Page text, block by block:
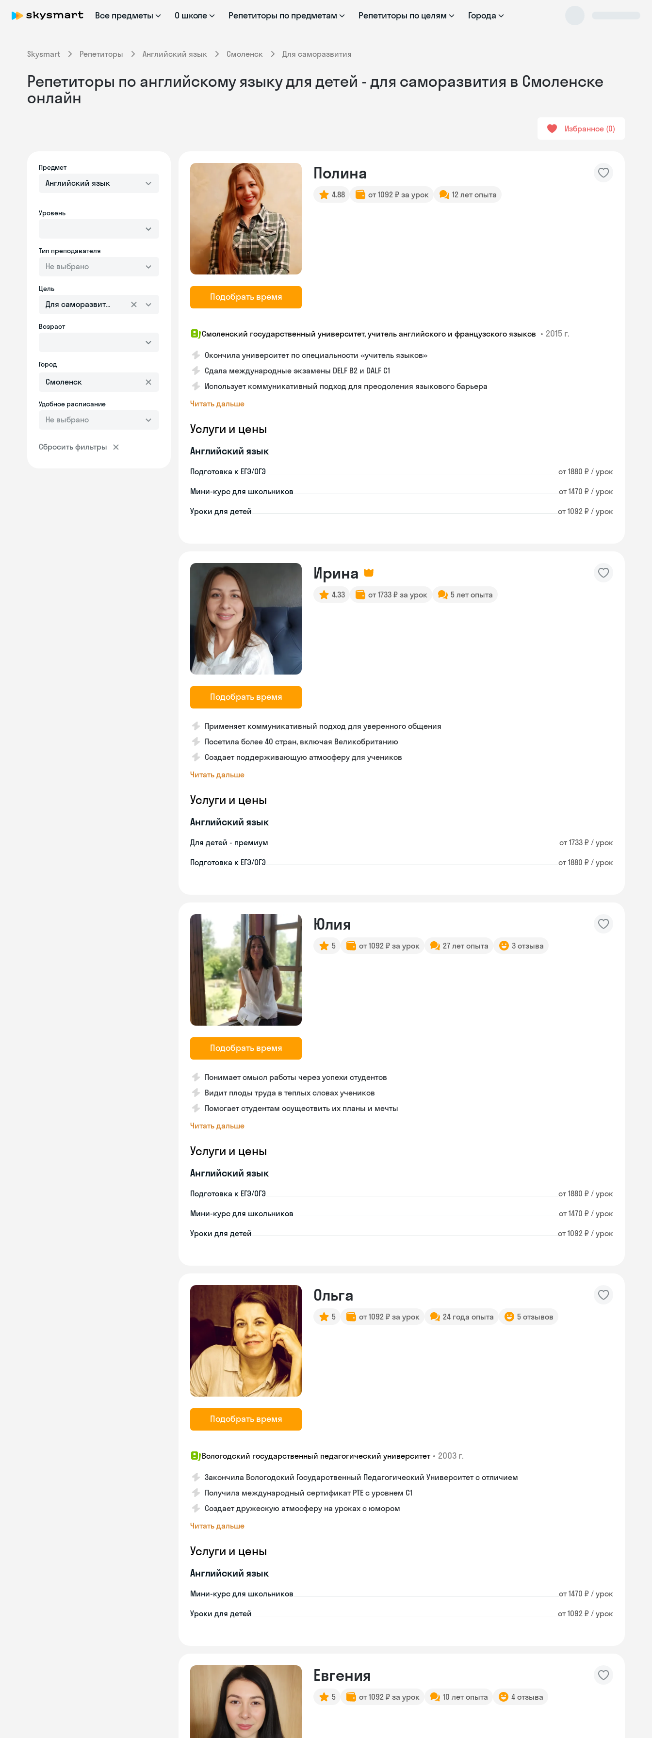
Все предметы О школе Репетиторы по предметам Репетиторы по целям Города
Skysmart Репетиторы Английский язык Смоленск Для саморазвития
Репетиторы по английскому языку для детей - для саморазвития в Смоленске
онлайн
Избранное 0
Предмет
Английский язык
Уровень
Тип преподавателя
Не выбрано
Цель
Для саморазвития
Возраст
Город
Удобное расписание
Не выбрано
Сбросить фильтры
Подобрать время
Полина
4.88 от 1092 ₽ за урок 12 лет опыта
Смоленский государственный университет, учитель английского и французского языков • 2015 г.
Окончила университет по специальности «учитель языков»
Сдала международные экзамены DELF B2 и DALF C1
Использует коммуникативный подход для преодоления языкового барьера
Читать дальше
Услуги и цены
Английский язык
Подготовка к ЕГЭ/ОГЭ от 1880 ₽ / урок
Мини-курс для школьников от 1470 ₽ / урок
Уроки для детей от 1092 ₽ / урок
Подобрать время
Ирина
4.33 от 1733 ₽ за урок 5 лет опыта
Применяет коммуникативный подход для уверенного общения
Посетила более 40 стран, включая Великобританию
Создает поддерживающую атмосферу для учеников
Читать дальше
Услуги и цены
Английский язык
Для детей - премиум от 1733 ₽ / урок
Подготовка к ЕГЭ/ОГЭ от 1880 ₽ / урок
Подобрать время
Юлия
5 от 1092 ₽ за урок 27 лет опыта 3 отзыва
Понимает смысл работы через успехи студентов
Видит плоды труда в теплых словах учеников
Помогает студентам осуществить их планы и мечты
Читать дальше
Услуги и цены
Английский язык
Подготовка к ЕГЭ/ОГЭ от 1880 ₽ / урок
Мини-курс для школьников от 1470 ₽ / урок
Уроки для детей от 1092 ₽ / урок
Подобрать время
Ольга
5 от 1092 ₽ за урок 24 года опыта 5 отзывов
Вологодский государственный педагогический университет • 2003 г.
Закончила Вологодский Государственный Педагогический Университет с отличием
Получила международный сертификат PTE с уровнем C1
Создает дружескую атмосферу на уроках с юмором
Читать дальше
Услуги и цены
Английский язык
Мини-курс для школьников от 1470 ₽ / урок
Уроки для детей от 1092 ₽ / урок
Евгения
5 от 1092 ₽ за урок 10 лет опыта 4 отзыва